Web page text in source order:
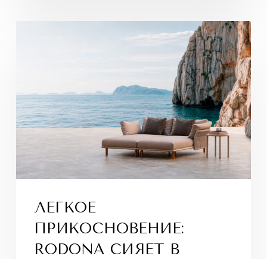
ЛЕГКОЕ
ПРИКОСНОВЕНИЕ:
RODONA СИЯЕТ В